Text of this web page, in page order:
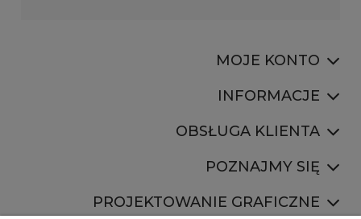
MOJE KONTO
INFORMACJE
OBSŁUGA KLIENTA
POZNAJMY SIĘ
PROJEKTOWANIE GRAFICZNE